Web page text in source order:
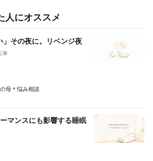
がら
らし
手伝いをいたします
/ スタイリスト 経験年数 : 15年
/ カウンセラー・コーチ 経験年数 : 7年
/ アドバイザー
人にオススメ
」その夜に。リベンジ夜
事
母＊悩み相談
マンスにも影響する睡眠